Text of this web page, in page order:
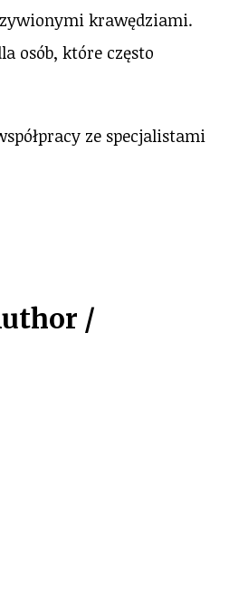
krawędziami.
osób, które często
ze specjalistami
/